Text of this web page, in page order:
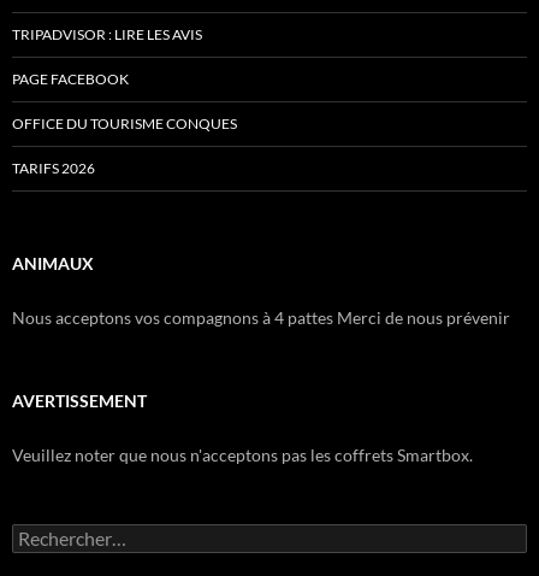
TRIPADVISOR : LIRE LES AVIS
PAGE FACEBOOK
OFFICE DU TOURISME CONQUES
TARIFS 2026
ANIMAUX
Nous acceptons vos compagnons à 4 pattes Merci de nous prévenir
AVERTISSEMENT
Veuillez noter que nous n'acceptons pas les coffrets Smartbox.
Rechercher :